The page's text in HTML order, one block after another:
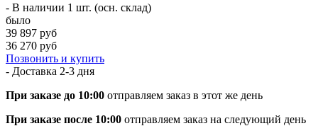
- В наличии 1 шт. (осн. склад)
было
39 897 руб
36 270 руб
Позвонить и купить
- Доставка 2-3 дня
При заказе до 10:00 отправляем заказ в этот же день
При заказе после 10:00 отправляем заказ на следующий день